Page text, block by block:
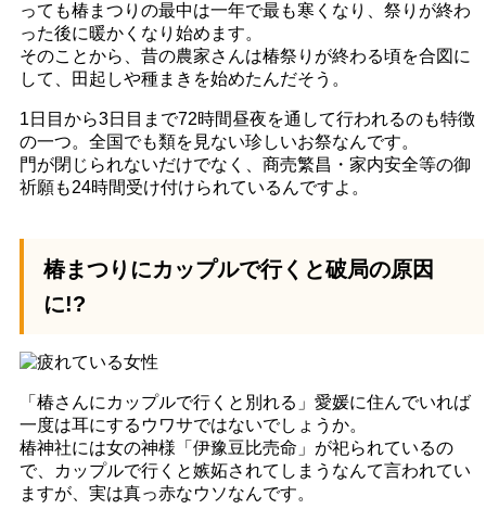
っても椿まつりの最中は一年で最も寒くなり、祭りが終わ
った後に暖かくなり始めます。
そのことから、昔の農家さんは椿祭りが終わる頃を合図に
して、田起しや種まきを始めたんだそう。
1日目から3日目まで72時間昼夜を通して行われるのも特徴
の一つ。全国でも類を見ない珍しいお祭なんです。
門が閉じられないだけでなく、商売繁昌・家内安全等の御
祈願も24時間受け付けられているんですよ。
椿まつりにカップルで行くと破局の原因
に!?
「椿さんにカップルで行くと別れる」愛媛に住んでいれば
一度は耳にするウワサではないでしょうか。
椿神社には女の神様「伊豫豆比売命」が祀られているの
で、カップルで行くと嫉妬されてしまうなんて言われてい
ますが、実は真っ赤なウソなんです。